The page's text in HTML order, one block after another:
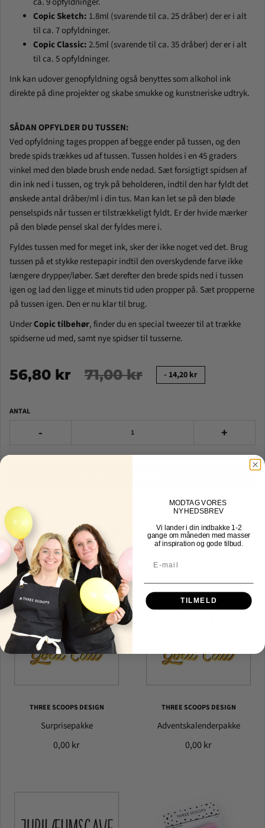
Copic Sketch: 1.8ml (svarende til ca. 25 dråber) der er i alt
til ca. 7 opfyldninger.
Copic Classic:2.5ml (svarende til ca. 35 dråber) der er i alt
til ca. 5 opfyldninger.
Ink kan udover genopfyldning også benyttes som alkohol ink
direkte på dine projekter og skabe smukke og kunstneriske udtryk.
SÅDAN OPFYLDER DU TUSSEN:
Ved opfyldning tages proppen af begge ender på tussen, og den
brede spids trækkes ud af tussen. Tussen holdes i en 45 graders
vinkel med den bløde brush ende nedad. Sæt forsigtigt spidsen af
din ink ned i tussen, og tryk på beholderen, indtil den har fyldt det
ønskede antal dråber/ml i din tus. Man kan let se på den bløde
penselspids når tussen er tilstrækkeligt fyldt. Er der hvide mærker
på den bløde pensel skal der fyldes mere i.
Fyldes tussen med for meget ink, sker der ikke noget ved det. Brug
tussen på et stykke restepapir indtil den overskydende farve ikke
længere drypper/løber. Sæt derefter den brede spids ned i tussen
igen og lad den ligge et minuts tid uden propper på. Sæt propperne
på tussen igen. Den er nu klar til brug.
UnderCopic tilbehør, finder du en special tweezer til at trække
spidserne ud med, samt nye spidser til tusserne.
56,80 kr 71,00 kr - 14,20 kr
ANTAL
- +
Other Fine Products
THREE SCOOPS DESIGN
Surprisepakke
0,00 kr
THREE SCOOPS DESIGN
Adventskalenderpakke
0,00 kr
MODTAG VORES
NYHEDSBREV
Vi lander i din indbakke 1-2
gange om måneden med masser
af inspiration og gode tilbud.
TILMELD